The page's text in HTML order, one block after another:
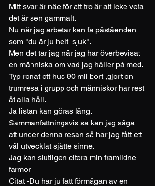
Mitt svar är näe,för att tro är att icke veta
det är sen gammalt.
Nu när jag arbetar kan få påståenden
som "du är ju helt  sjuk".
Men det tar jag när jag har överbevisat
en människa om vad jag håller på med.
Typ renat ett hus 90 mil bort ,gjort en
trumresa i grupp och människor har rest
åt alla håll.
Ja listan kan göras lång.
Sammanfattningsvis så kan jag säga
att under denna resan så har jag fått ett
väl utvecklat sjätte sinne.
Jag kan slutligen citera min framlidne
farmor
Citat -Du har ju fått förmågan av en